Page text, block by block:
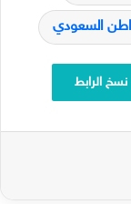
السعودي
نسخ الرابط